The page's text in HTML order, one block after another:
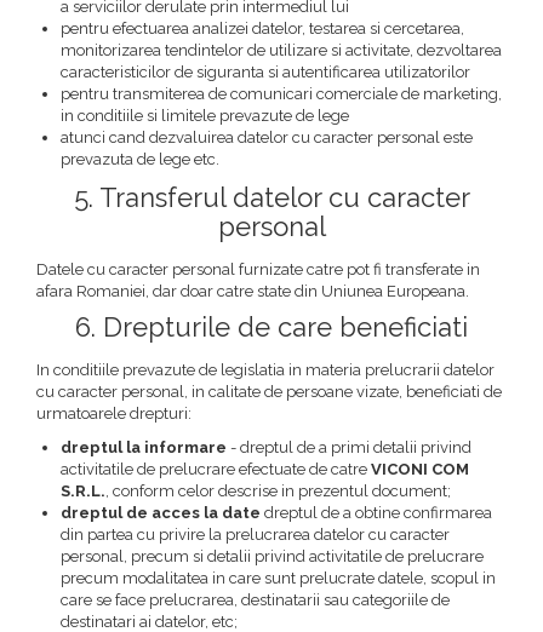
a serviciilor derulate prin intermediul lui
pentru efectuarea analizei datelor, testarea si cercetarea,
monitorizarea tendintelor de utilizare si activitate, dezvoltarea
caracteristicilor de siguranta si autentificarea utilizatorilor
pentru transmiterea de comunicari comerciale de marketing,
in conditiile si limitele prevazute de lege
atunci cand dezvaluirea datelor cu caracter personal este
prevazuta de lege etc.
5. Transferul datelor cu caracter
personal
Datele cu caracter personal furnizate catre pot fi transferate in
afara Romaniei, dar doar catre state din Uniunea Europeana.
6. Drepturile de care beneficiati
In conditiile prevazute de legislatia in materia prelucrarii datelor
cu caracter personal, in calitate de persoane vizate, beneficiati de
urmatoarele drepturi:
dreptul la informare - dreptul de a primi detalii privind
activitatile de prelucrare efectuate de catre VICONI COM
S.R.L., conform celor descrise in prezentul document;
dreptul de acces la date dreptul de a obtine confirmarea
din partea cu privire la prelucrarea datelor cu caracter
personal, precum si detalii privind activitatile de prelucrare
precum modalitatea in care sunt prelucrate datele, scopul in
care se face prelucrarea, destinatarii sau categoriile de
destinatari ai datelor, etc;